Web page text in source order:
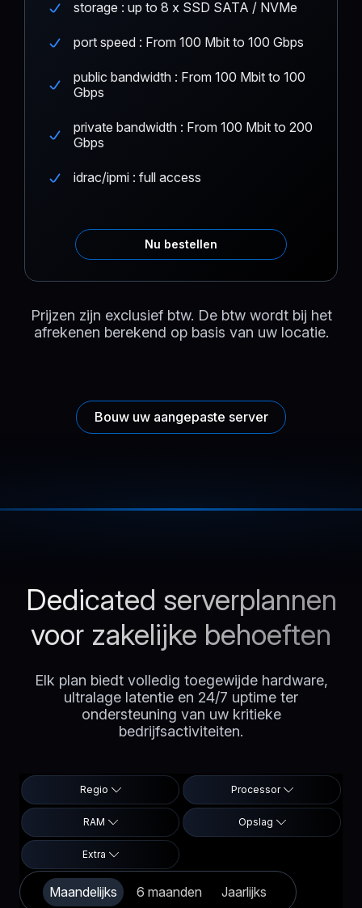
storage : up to 8 x SSD SATA / NVMe
port speed : From 100 Mbit to 100 Gbps
public bandwidth : From 100 Mbit to 100
Gbps
private bandwidth : From 100 Mbit to 200
Gbps
idrac/ipmi : full access
Nu bestellen
Prijzen zijn exclusief btw. De btw wordt bij het
afrekenen berekend op basis van uw locatie.
Bouw uw aangepaste server
Dedicated serverplannen
voor zakelijke behoeften
Elk plan biedt volledig toegewijde hardware,
ultralage latentie en 24/7 uptime ter
ondersteuning van uw kritieke
bedrijfsactiviteiten.
Regio Processor
RAM Opslag
Extra
Maandelijks 6 maanden Jaarlijks